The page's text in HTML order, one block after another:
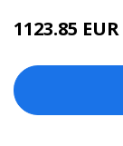
1123.85 EUR